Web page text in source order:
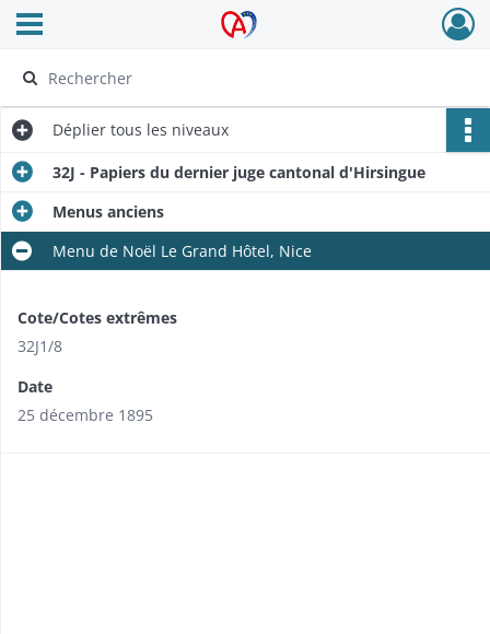
Archives Alsace - Colmar
Ouvrir le menu déroulant
Déplier tous les niveaux
32J - Papiers du dernier juge cantonal d'Hirsingue
Menus anciens
Menu de Noël Le Grand Hôtel, Nice
Cote/Cotes extrêmes
32J1/8
Date
25 décembre 1895